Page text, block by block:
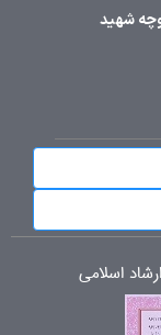
الغدیر جنوبی، کوچه غدیر 4 (کوچه شهید
اسلامی